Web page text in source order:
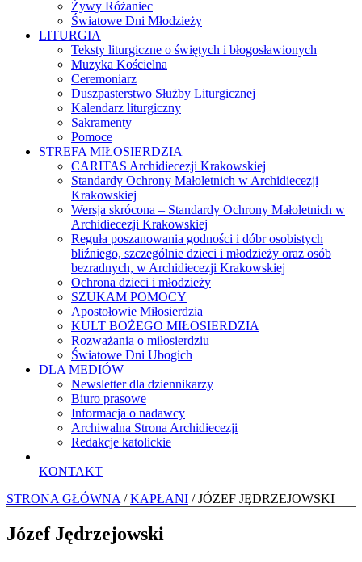
Żywy Różaniec
Światowe Dni Młodzieży
LITURGIA
Teksty liturgiczne o świętych i błogosławionych
Muzyka Kościelna
Ceremoniarz
Duszpasterstwo Służby Liturgicznej
Kalendarz liturgiczny
Sakramenty
Pomoce
STREFA MIŁOSIERDZIA
CARITAS Archidiecezji Krakowskiej
Standardy Ochrony Małoletnich w Archidiecezji
Krakowskiej
Wersja skrócona – Standardy Ochrony Małoletnich w
Archidiecezji Krakowskiej
Reguła poszanowania godności i dóbr osobistych
bliźniego, szczególnie dzieci i młodzieży oraz osób
bezradnych, w Archidiecezji Krakowskiej
Ochrona dzieci i młodzieży
SZUKAM POMOCY
Apostołowie Miłosierdzia
KULT BOŻEGO MIŁOSIERDZIA
Rozważania o miłosierdziu
Światowe Dni Ubogich
DLA MEDIÓW
Newsletter dla dziennikarzy
Biuro prasowe
Informacja o nadawcy
Archiwalna Strona Archidiecezji
Redakcje katolickie
KONTAKT
STRONA GŁÓWNA /KAPŁANI / JÓZEF JĘDRZEJOWSKI
Józef Jędrzejowski